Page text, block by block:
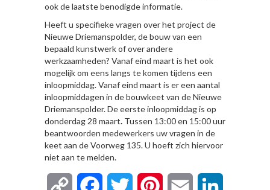
ook de laatste benodigde informatie.
Heeft u specifieke vragen over het project de
Nieuwe Driemanspolder, de bouw van een
bepaald kunstwerk of over andere
werkzaamheden? Vanaf eind maart is het ook
mogelijk om eens langs te komen tijdens een
inloopmiddag. Vanaf eind maart is er een aantal
inloopmiddagen in de bouwkeet van de Nieuwe
Driemanspolder. De eerste inloopmiddag is op
donderdag 28 maart. Tussen 13:00 en 15:00 uur
beantwoorden medewerkers uw vragen in de
keet aan de Voorweg 135. U hoeft zich hiervoor
niet aan te melden.
Copy FacebookTwitter Pinterest Email